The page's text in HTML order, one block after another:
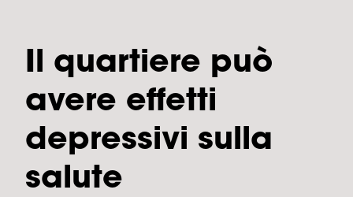
Il quartiere può
avere effetti
depressivi sulla
salute